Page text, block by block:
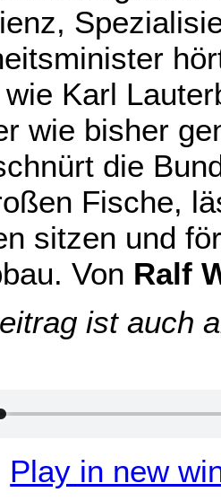
Karl
wie bisher
die
Fische,
sitzen und
Von Ralf
ist auch
Play in new